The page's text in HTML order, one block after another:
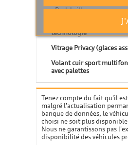
- Pack brillance
Suppression du nom de
technologie
Vitrage Privacy (glaces
Volant cuir sport
avec palettes
Tenez compte du fait qu'il
malgré l'actualisation
banque de données, le
choisi ne soit plus disponible.
Nous ne garantissons pas
disponibilité des véhicules